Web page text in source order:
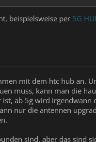
beispielsweise per 5G
mit dem htc hub an.
muss, kann man die
ab 5g wird
nur die antennen
sind, aber das sind